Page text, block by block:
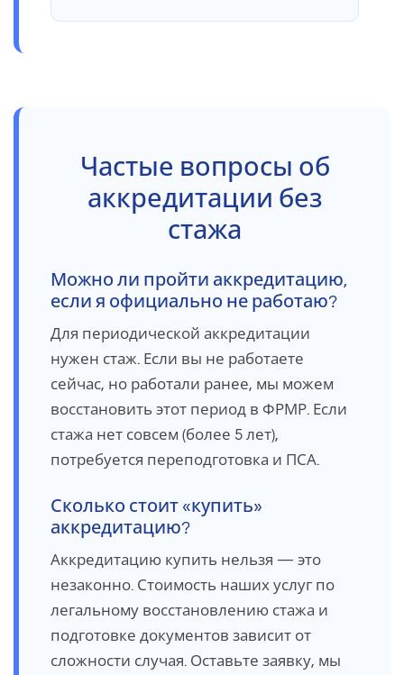
Частые вопросы об
аккредитации без
стажа
Можно ли пройти аккредитацию,
если я официально не работаю?
Для периодической аккредитации
нужен стаж. Если вы не работаете
сейчас, но работали ранее, мы можем
восстановить этот период в ФРМР. Если
стажа нет совсем (более 5 лет),
потребуется переподготовка и ПСА.
Сколько стоит «купить»
аккредитацию?
Аккредитацию купить нельзя — это
незаконно. Стоимость наших услуг по
легальному восстановлению стажа и
подготовке документов зависит от
сложности случая. Оставьте заявку, мы